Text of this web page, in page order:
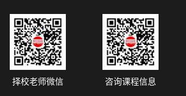
择校老师微信 咨询课程信息